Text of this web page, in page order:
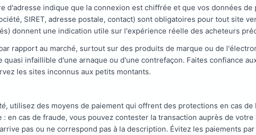
d'adresse indique que la connexion est chiffrée et que vos données
SIRET, adresse postale, contact) sont obligatoires pour tout site
donnent une indication utile sur l'expérience réelle des acheteurs
rapport au marché, surtout sur des produits de marque ou de
infaillible d'une arnaque ou d'une contrefaçon. Faites confiance
les sites inconnus aux petits montants.
, utilisez des moyens de paiement qui offrent des protections en cas
: en cas de fraude, vous pouvez contester la transaction auprès de
pas ou ne correspond pas à la description. Évitez les paiements